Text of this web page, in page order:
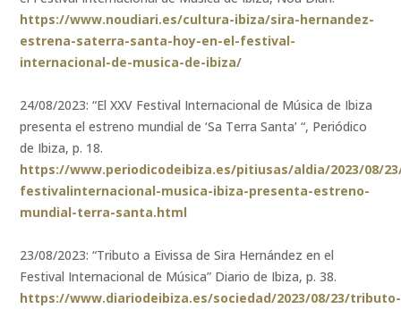
https://www.noudiari.es/cultura-ibiza/sira-hernandez-
estrena-saterra-santa-hoy-en-el-festival-
internacional-de-musica-de-ibiza/
24/08/2023: “El XXV Festival Internacional de Música de Ibiza
presenta el estreno mundial de ‘Sa Terra Santa’ “, Periódico
de Ibiza, p. 18.
https://www.periodicodeibiza.es/pitiusas/aldia/2023/08/
festivalinternacional-musica-ibiza-presenta-estreno-
mundial-terra-santa.html
23/08/2023: “Tributo a Eivissa de Sira Hernández en el
Festival Internacional de Música” Diario de Ibiza, p. 38.
https://www.diariodeibiza.es/sociedad/2023/08/23/tributo-